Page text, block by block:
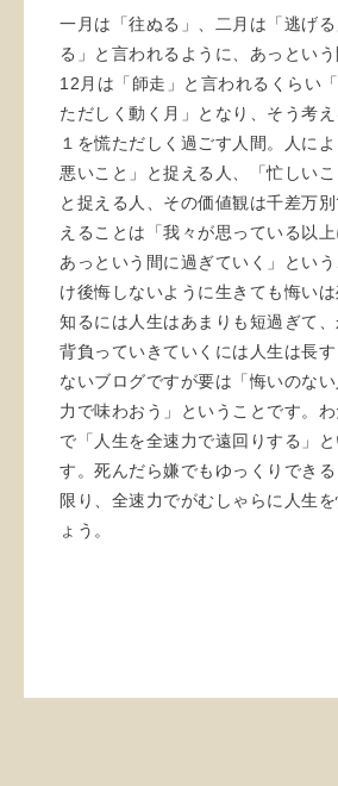
一月は「往ぬる」、二月は「逃げ
る」と言われるように、あっという
12月は「師走」と言われるくらい
ただしく動く月」となり、そう考
１を慌ただしく過ごす人間。人に
悪いこと」と捉える人、「忙しいこ
と捉える人、その価値観は千差万
えることは「我々が思っている以
あっという間に過ぎていく」とい
け後悔しないように生きても悔い
知るには人生はあまりも短過ぎて
背負っていきていくには人生は長
ないブログですが要は「悔いのな
力で味わおう」ということです。
で「人生を全速力で遠回りする」
す。死んだら嫌でもゆっくりでき
限り、全速力でがむしゃらに人生
ょう。